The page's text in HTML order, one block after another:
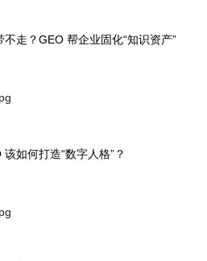
走？GEO 帮企业固化“知识资产”
如何打造“数字人格”？